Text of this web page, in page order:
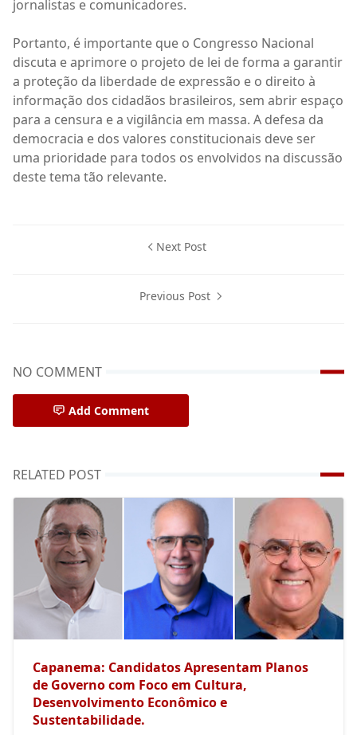
jornalistas e comunicadores.
Portanto, é importante que o Congresso Nacional
discuta e aprimore o projeto de lei de forma a garantir
a proteção da liberdade de expressão e o direito à
informação dos cidadãos brasileiros, sem abrir espaço
para a censura e a vigilância em massa. A defesa da
democracia e dos valores constitucionais deve ser
uma prioridade para todos os envolvidos na discussão
deste tema tão relevante.
Next Post
Previous Post
NO COMMENT
Add Comment
RELATED POST
Capanema: Candidatos Apresentam Planos
de Governo com Foco em Cultura,
Desenvolvimento Econômico e
Sustentabilidade.